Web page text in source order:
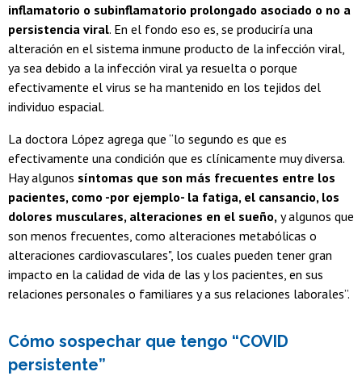
inflamatorio o subinflamatorio prolongado asociado o no a
persistencia viral. En el fondo eso es, se produciría una
alteración en el sistema inmune producto de la infección viral,
ya sea debido a la infección viral ya resuelta o porque
efectivamente el virus se ha mantenido en los tejidos del
individuo espacial.
La doctora López agrega que “lo segundo es que es
efectivamente una condición que es clínicamente muy diversa.
Hay algunos síntomas que son más frecuentes entre los
pacientes, como -por ejemplo- la fatiga, el cansancio, los
dolores musculares, alteraciones en el sueño, y algunos que
son menos frecuentes, como alteraciones metabólicas o
alteraciones cardiovasculares", los cuales pueden tener gran
impacto en la calidad de vida de las y los pacientes, en sus
relaciones personales o familiares y a sus relaciones laborales”.
Cómo sospechar que tengo “COVID
persistente”